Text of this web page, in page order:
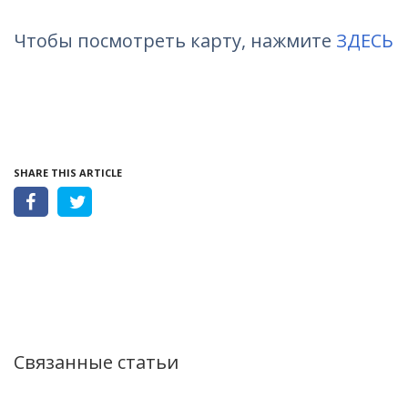
Чтобы посмотреть карту, нажмите ЗДЕСЬ
SHARE THIS ARTICLE
Связанные статьи